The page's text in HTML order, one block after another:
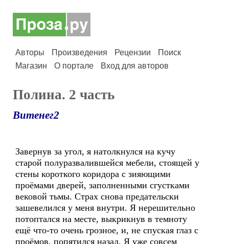
Авторы Произведения Рецензии
Поиск
Магазин
О портале Вход для авторов
Полина. 2 часть
Витенег2
Завернув за угол, я натолкнулся на кучу
старой полуразвалившейся мебели, стоящей у
стены короткого коридора с зияющими
проёмами дверей, заполненными сгустками
вековой тьмы. Страх снова предательски
зашевелился у меня внутри. Я нерешительно
потоптался на месте, выкрикнув в темноту
ещё что-то очень грозное, и, не спуская глаз с
проёмов, попятился назад. Я уже совсем